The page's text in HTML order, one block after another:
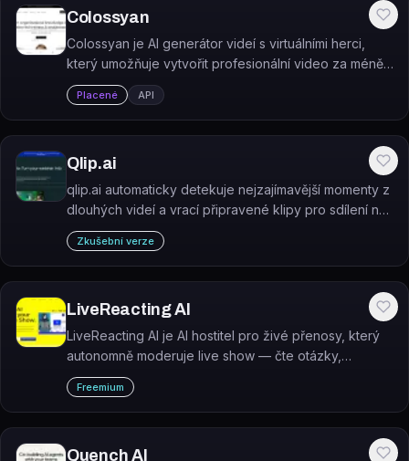
Colossyan
Colossyan je AI generátor videí s virtuálními herci,
který umožňuje vytvořit profesionální video za méně
než 5 minut bez natáčení.
Placené API
Qlip.ai
qlip.ai automaticky detekuje nejzajímavější momenty z
dlouhých videí a vrací připravené klipy pro sdílení na
sociálních sítích.
Zkušební verze
LiveReacting AI
LiveReacting AI je AI hostitel pro živé přenosy, který
autonomně moderuje live show — čte otázky,
oznamuje výsledky a interaguje s diváky v reálném
čase.
Freemium
Quench AI